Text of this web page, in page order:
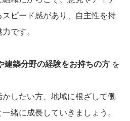
ピード感があり、自主性を持
です。
建築分野の経験をお持ちの方 を
したい方、地域に根ざして働
緒に成長していきましょう。